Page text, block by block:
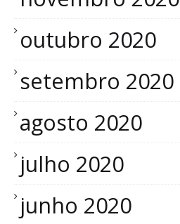
outubro 2020
setembro 2020
agosto 2020
julho 2020
junho 2020